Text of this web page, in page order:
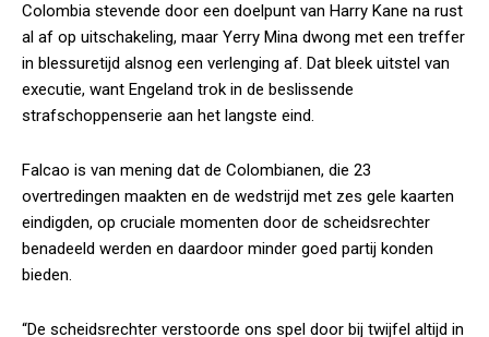
Colombia stevende door een doelpunt van Harry Kane na rust
al af op uitschakeling, maar Yerry Mina dwong met een treffer
in blessuretijd alsnog een verlenging af. Dat bleek uitstel van
executie, want Engeland trok in de beslissende
strafschoppenserie aan het langste eind.
Falcao is van mening dat de Colombianen, die 23
overtredingen maakten en de wedstrijd met zes gele kaarten
eindigden, op cruciale momenten door de scheidsrechter
benadeeld werden en daardoor minder goed partij konden
bieden.
“De scheidsrechter verstoorde ons spel door bij twijfel altijd in